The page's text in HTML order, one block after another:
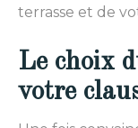
terrasse et de
Le choix
votre